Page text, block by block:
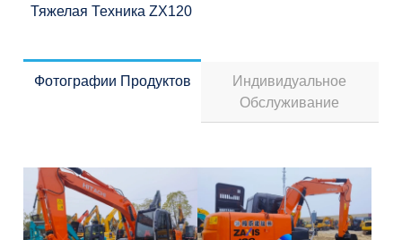
Тяжелая Техника ZX120
Фотографии Продуктов
Индивидуальное
Обслуживание